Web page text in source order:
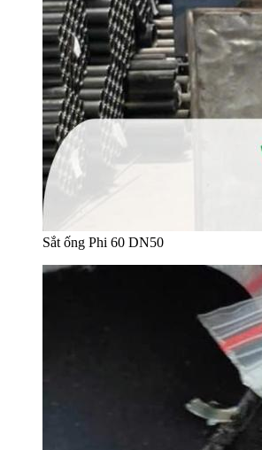
Sắt ống Phi 60 DN50